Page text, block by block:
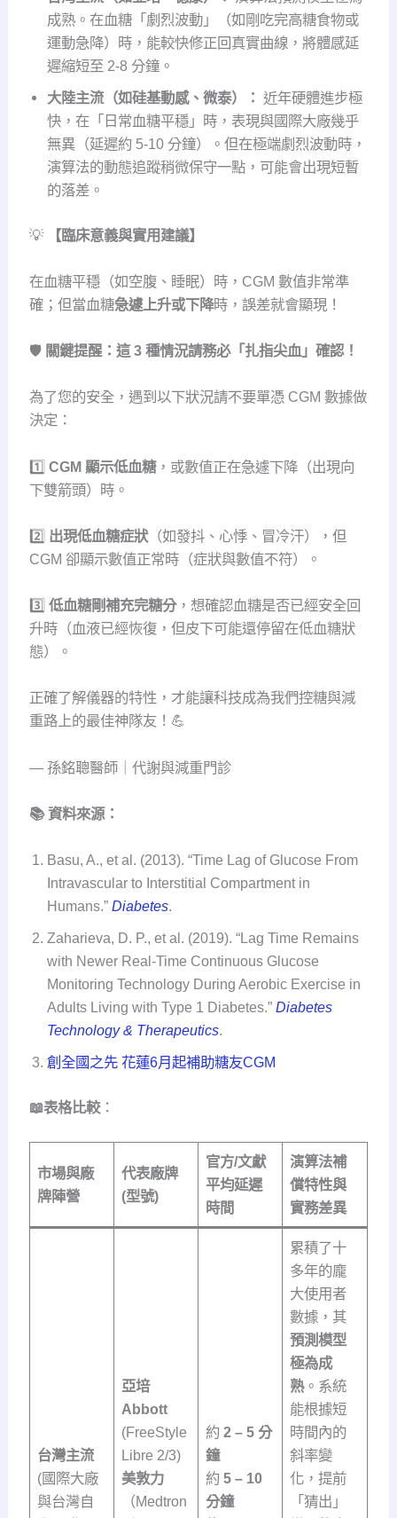
成熟。在血糖「劇烈波動」（如剛吃完高糖食物或
運動急降）時，能較快修正回真實曲線，將體感延
遲縮短至 2-8 分鐘。
大陸主流（如硅基動感、微泰）： 近年硬體進步極
快，在「日常血糖平穩」時，表現與國際大廠幾乎
無異（延遲約 5-10 分鐘）。但在極端劇烈波動時，
演算法的動態追蹤稍微保守一點，可能會出現短暫
的落差。
💡 【臨床意義與實用建議】
在血糖平穩（如空腹、睡眠）時，CGM 數值非常準
確；但當血糖急遽上升或下降時，誤差就會顯現！
🛡️ 關鍵提醒：這 3 種情況請務必「扎指尖血」確認！
為了您的安全，遇到以下狀況請不要單憑 CGM 數據做
決定：
1️⃣ CGM 顯示低血糖，或數值正在急遽下降（出現向
下雙箭頭）時。
2️⃣ 出現低血糖症狀（如發抖、心悸、冒冷汗），但
CGM 卻顯示數值正常時（症狀與數值不符）。
3️⃣ 低血糖剛補充完糖分，想確認血糖是否已經安全回
升時（血液已經恢復，但皮下可能還停留在低血糖狀
態）。
正確了解儀器的特性，才能讓科技成為我們控糖與減
重路上的最佳神隊友！💪
— 孫銘聰醫師｜代謝與減重門診
📚 資料來源：
Basu, A., et al. (2013). “Time Lag of Glucose From
Intravascular to Interstitial Compartment in
Humans.” Diabetes.
Zaharieva, D. P., et al. (2019). “Lag Time Remains
with Newer Real-Time Continuous Glucose
Monitoring Technology During Aerobic Exercise in
Adults Living with Type 1 Diabetes.” Diabetes
Technology & Therapeutics.
創全國之先 花蓮6月起補助糖友CGM
📖表格比較：
市場與廠
牌陣營
代表廠牌
(型號)
官方/文獻
平均延遲
時間
演算法補
償特性與
實務差異
台灣主流
(國際大廠
與台灣自
亞培
Abbott
(FreeStyle
Libre 2/3)
美敦力
（Medtron
約2 – 5 分
鐘
約5 – 10
分鐘
累積了十
多年的龐
大使用者
數據，其
預測模型
極為成
熟。系統
能根據短
時間內的
斜率變
化，提前
「猜出」